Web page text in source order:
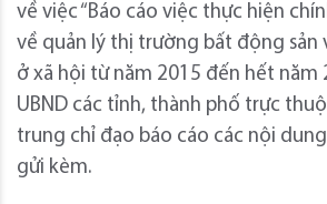
về việc “Báo cáo việc thực hiện
về quản lý thị trường bất động sản
ở xã hội từ năm 2015 đến hết năm
UBND các tỉnh, thành phố trực
trung chỉ đạo báo cáo các nội
gửi kèm.